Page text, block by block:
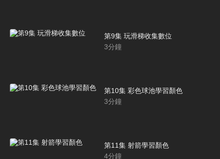
第9集 玩滑梯收集數位
3分鐘
第10集 彩色球池學習顏色
3分鐘
第11集 射箭學習顏色
4分鐘